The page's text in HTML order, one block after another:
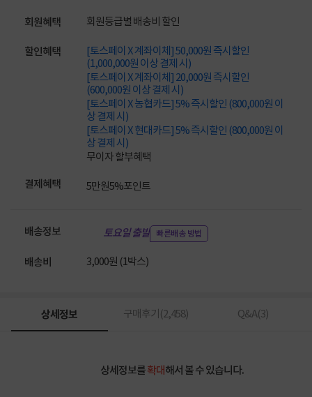
회원혜택 회원등급별 배송비 할인
할인혜택
[토스페이 X 계좌이체] 50,000원 즉시할인
(1,000,000원 이상 결제 시)
[토스페이 X 계좌이체] 20,000원 즉시할인
(600,000원 이상 결제 시)
[토스페이 X 농협카드] 5% 즉시할인 (800,000원 이
상 결제 시)
[토스페이 X 현대카드] 5% 즉시할인 (800,000원 이
상 결제 시)
무이자 할부혜택
결제혜택 5만원5%포인트
배송정보 토요일 출발 빠른배송 방법
배송비 3,000원 (1박스)
상세정보 구매후기(2,458) Q&A(3)
상세정보를확대해서 볼 수 있습니다.